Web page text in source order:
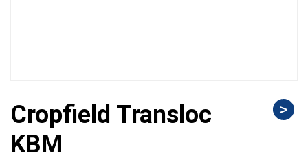
Cropfield Transloc
KBM
>